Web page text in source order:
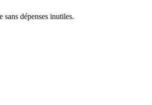
dépenses inutiles.